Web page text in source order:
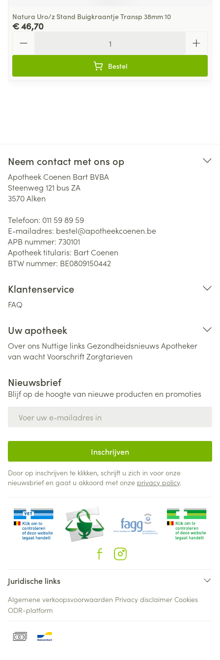
Natura Uro/z Stand Buigkraantje Transp 38mm 10
€ 46,70
Bestel
Neem contact met ons op
Apotheek Coenen Bart BVBA
Steenweg 121 bus ZA
3570Alken
Telefoon: 011 59 89 59
E-mailadres: bestel@apotheekcoenen.be
APB nummer: 730101
Apotheek titularis: Bart Coenen
BTW nummer: BE0809150442
Klantenservice
FAQ
Uw apotheek
Over ons Nuttige links Gezondheidsnieuws Apotheker
van wachtVoorschriftZorgtarieven
Nieuwsbrief
Blijf op de hoogte van nieuwe producten en promoties
Inschrijven
Door op inschrijven te klikken, schrijft u zich in voor onze
nieuwsbrief en gaat u akkoord met onze privacy policy.
Juridische links
Algemene verkoopsvoorwaarden Privacy disclaimer Cookies
ODR-platform